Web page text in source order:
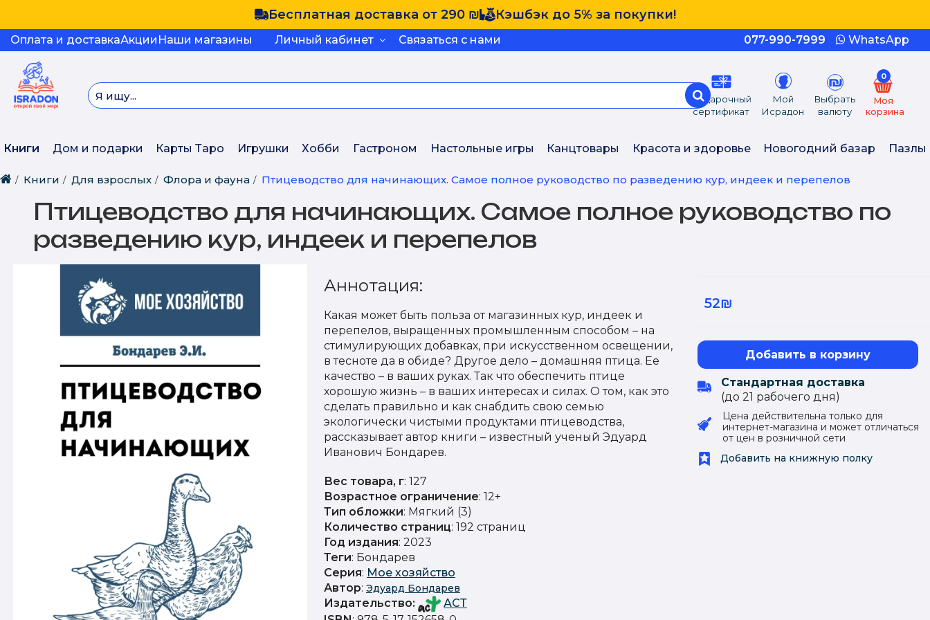
Бесплатная доставка от 290 ₪ Кэшбэк до 5% за покупки!
Оплата и доставкаАкции Наши магазины Личный кабинет Связаться с нами 077-990-7999 WhatsApp
Подарочный
сертификат
Мой
Исрадон
Выбрать
валюту
0
Моя
корзина
Книги Дом и подарки Карты Таро Игрушки Хобби Гастроном Настольные игры Канцтовары Красота и здоровье Новогодний базар Пазлы
Книги Для взрослых Флора и фауна Птицеводство для начинающих. Самое полное руководство по разведению кур, индеек и перепелов
Птицеводство для начинающих. Самое полное руководство по
разведению кур, индеек и перепелов
Аннотация:
Какая может быть польза от магазинных кур, индеек и
перепелов, выращенных промышленным способом – на
стимулирующих добавках, при искусственном освещении,
в тесноте да в обиде? Другое дело – домашняя птица. Ее
качество – в ваших руках. Так что обеспечить птице
хорошую жизнь – в ваших интересах и силах. О том, как это
сделать правильно и как снабдить свою семью
экологически чистыми продуктами птицеводства,
рассказывает автор книги – известный ученый Эдуард
Иванович Бондарев.
Вес товара, г: 127
Возрастное ограничение: 12+
Тип обложки: Мягкий (3)
Количество страниц: 192 страниц
Год издания: 2023
Теги: Бондарев
Серия: Мое хозяйство
Автор: Эдуард Бондарев
Издательство:
АСТ
52₪
Добавить в корзину
Стандартная доставка
(до 21 рабочего дня)
Цена действительна только для
интернет-магазина и может отличаться
от цен в розничной сети
Добавить на книжную полку